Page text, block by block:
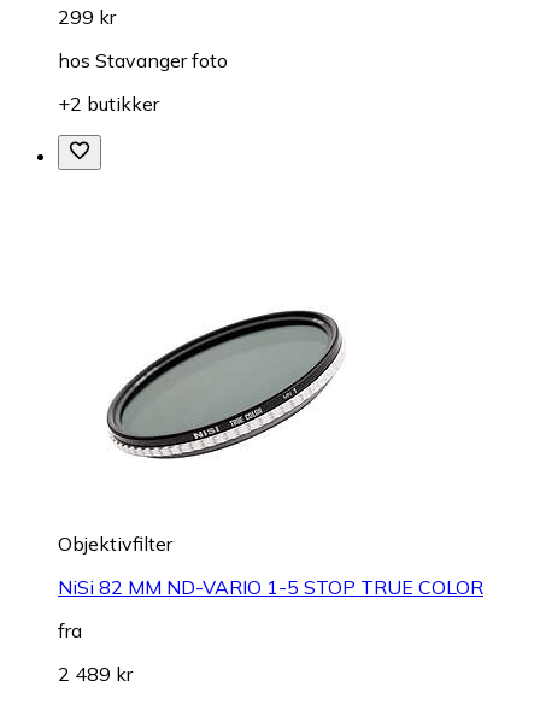
299 kr
hos Stavanger foto
+2 butikker
Objektivfilter
NiSi 82 MM ND-VARIO 1-5 STOP TRUE COLOR
fra
2 489 kr